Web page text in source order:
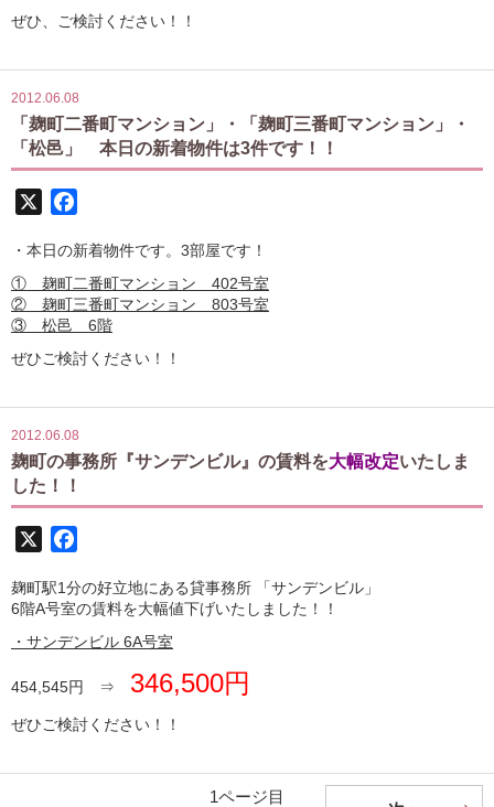
ぜひ、ご検討ください！！
2012.06.08
「麹町二番町マンション」・「麹町三番町マンション」・
「松邑」 本日の新着物件は3件です！！
・本日の新着物件です。3部屋です！
① 麹町二番町マンション 402号室
② 麹町三番町マンション 803号室
③ 松邑 6階
ぜひご検討ください！！
2012.06.08
麹町の事務所『サンデンビル』の賃料を大幅改定いたしま
した！！
麹町駅1分の好立地にある貸事務所 「サンデンビル」
6階A号室の賃料を大幅値下げいたしました！！
・サンデンビル 6A号室
454,545円 ⇒ 346,500円
ぜひご検討ください！！
1ページ目